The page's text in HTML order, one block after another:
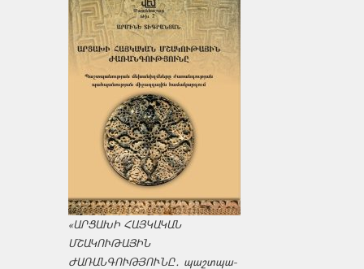
«ԱՐՑԱԽԻ ՀԱՅԿԱԿԱՆ
ՄՇԱԿՈՒԹԱՅԻՆ
ԺԱՌԱՆԳՈՒԹՅՈՒՆԸ․ պաշտպա­